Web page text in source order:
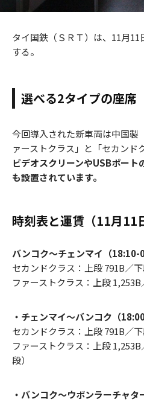
タイ国鉄（ＳＲＴ）は、11月
する。
選べる2タイプの座席
今回導入された新車両は中国製
ァーストクラス」と「セカンド
ビデオスクリーンやUSBポート
も設置されています。
時刻表と運賃（11月11
バンコク〜チェンマイ（18:10-
セカンドクラス：上段 791B／
ファーストクラス：上段
・チェンマイ〜バンコク（
セカンドクラス：上段 791B／
ファーストクラス：上段
段）
・バンコク〜ウボンラーチャタ